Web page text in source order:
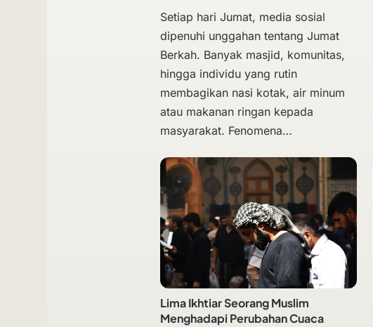
Setiap hari Jumat, media sosial
dipenuhi unggahan tentang Jumat
Berkah. Banyak masjid, komunitas,
hingga individu yang rutin
membagikan nasi kotak, air minum
atau makanan ringan kepada
masyarakat. Fenomena…
Lima Ikhtiar Seorang Muslim
Menghadapi Perubahan Cuaca